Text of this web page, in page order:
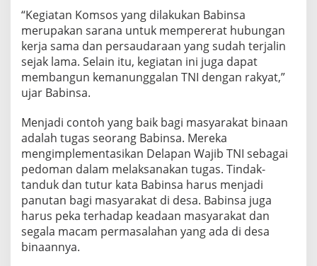
a
l
d
e
n
g
W
a
r
g
a
D
e
s
a
M
“Kegiatan Komsos yang dilakukan Babinsa
merupakan sarana untuk mempererat hubungan
kerja sama dan persaudaraan yang sudah terjalin
sejak lama. Selain itu, kegiatan ini juga dapat
membangun kemanunggalan TNI dengan rakyat,”
ujar Babinsa.
Menjadi contoh yang baik bagi masyarakat binaan
adalah tugas seorang Babinsa. Mereka
mengimplementasikan Delapan Wajib TNI sebagai
pedoman dalam melaksanakan tugas. Tindak-
tanduk dan tutur kata Babinsa harus menjadi
panutan bagi masyarakat di desa. Babinsa juga
harus peka terhadap keadaan masyarakat dan
segala macam permasalahan yang ada di desa
binaannya.